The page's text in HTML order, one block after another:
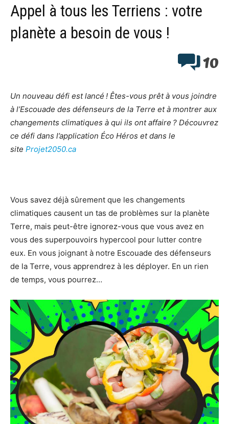
Appel à tous les Terriens : votre
planète a besoin de vous !
10
Un nouveau défi est lancé ! Êtes-vous prêt à vous joindre
à l’Escouade des défenseurs de la Terre et à montrer aux
changements climatiques à qui ils ont affaire ? Découvrez
ce défi dans l’application Éco Héros et dans le
site Projet2050.ca
Vous savez déjà sûrement que les changements
climatiques causent un tas de problèmes sur la planète
Terre, mais peut-être ignorez-vous que vous avez en
vous des superpouvoirs hypercool pour lutter contre
eux. En vous joignant à notre Escouade des défenseurs
de la Terre, vous apprendrez à les déployer. En un rien
de temps, vous pourrez…